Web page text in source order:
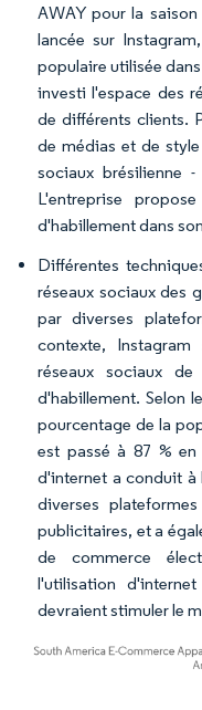
AWAY pour la
lancée sur
populaire utilisée
investi l'espace des
de différents clients.
de médias et de
sociaux brésilienne
L'entreprise
d'habillement dans
Différentes
réseaux sociaux des
par diverses
contexte,
réseaux sociaux
d'habillement. Selon
pourcentage de la
est passé à 87 %
d'internet a conduit à
diverses
publicitaires, et a
de commerce
l'utilisation
devraient stimuler le